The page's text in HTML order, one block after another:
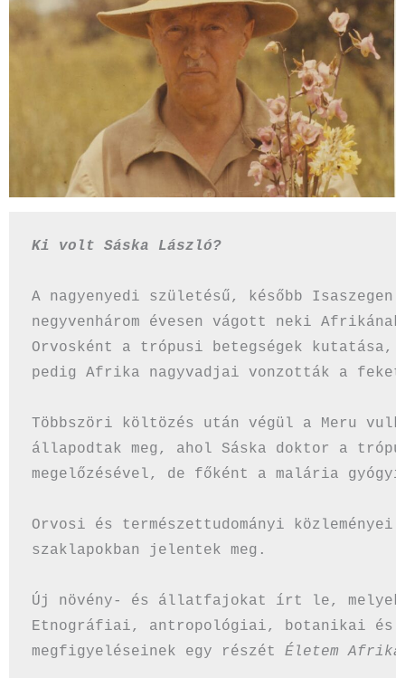
Ki volt Sáska László?
A nagyenyedi születésű, később
negyvenhárom évesen vágott neki
Orvosként a trópusi betegségek kutatása,
pedig Afrika nagyvadjai vonzották a
Többszöri költözés után végül a Meru
állapodtak meg, ahol Sáska doktor a
megelőzésével, de főként a malária
Orvosi és természettudományi
szaklapokban jelentek meg.
Új növény- és állatfajokat írt le,
Etnográfiai, antropológiai, botanikai
megfigyeléseinek egy részét Életem Afrika